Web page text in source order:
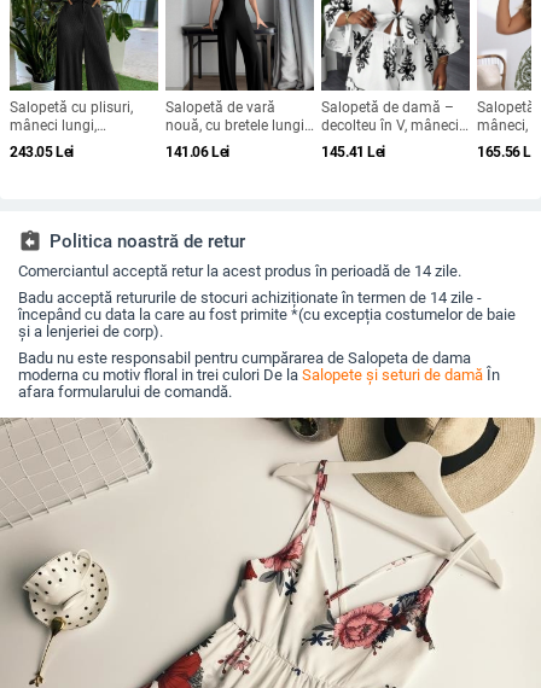
Salopetă cu plisuri,
mâneci lungi,
pantaloni drepți,
material poliester-
243.05Lei
Salopetă de vară
nouă, cu bretele lungi,
pentru stația
independentă
transfrontalieră, slim
fit, pentru yoga, cu
ridicare a șoldurilor
141.06Lei
Salopetă de damă –
decolteu în V, mâneci
Raglan, imprimeu,
poliester, pantaloni trei
145.41 Lei
Salopetă
mâneci,
talie
3/4,
165.56Lei
assignment_return Politica noastră de retur
Comerciantul acceptă retur la acest produs în perioadă de 14 zile.
Badu acceptă retururile de stocuri achiziționate în termen de 14 zile -
începând cu data la care au fost primite *(cu excepția costumelor de baie
și a lenjeriei de corp).
Badu nu este responsabil pentru cumpărarea de Salopeta de dama
moderna cu motiv floral in trei culori De la Salopete și seturi de damă În
afara formularului de comandă.